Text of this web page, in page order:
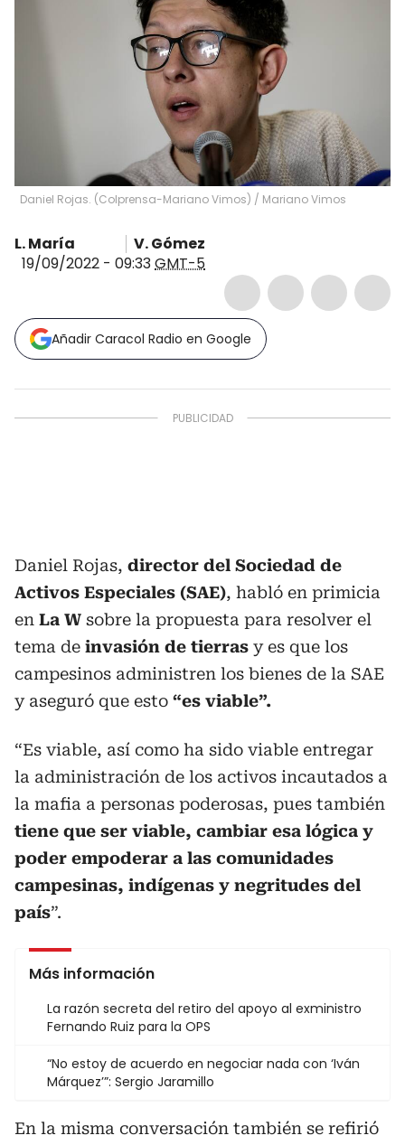
Daniel Rojas. (Colprensa-Mariano Vimos) / Mariano Vimos
L. María
V. Gómez
19/09/2022 - 09:33GMT-5
Añadir Caracol Radio en Google
Daniel Rojas, director del Sociedad de
Activos Especiales (SAE), habló en primicia
en La W sobre la propuesta para resolver el
tema de invasión de tierras y es que los
campesinos administren los bienes de la SAE
y aseguró que esto “es viable”.
“Es viable, así como ha sido viable entregar
la administración de los activos incautados a
la mafia a personas poderosas, pues también
tiene que ser viable, cambiar esa lógica y
poder empoderar a las comunidades
campesinas, indígenas y negritudes del
país”.
Más información
La razón secreta del retiro del apoyo al exministro
Fernando Ruiz para la OPS
“No estoy de acuerdo en negociar nada con ‘Iván
Márquez’”: Sergio Jaramillo
En la misma conversación también se refirió